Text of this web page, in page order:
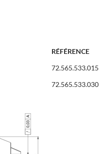
RÉFÉRENCE
72.565.533.015
72.565.533.030